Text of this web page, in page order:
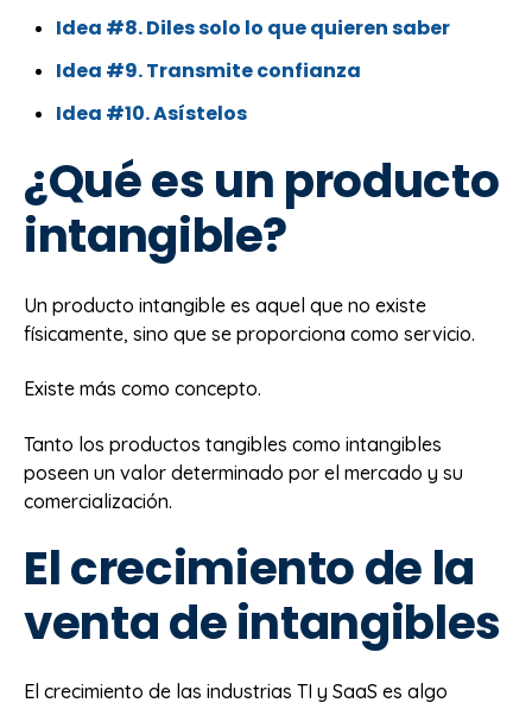
Idea #8. Diles solo lo que quieren saber
Idea #9. Transmite confianza
Idea #10. Asístelos
¿Qué es un producto
intangible?
Un producto intangible es aquel que no existe
físicamente, sino que se proporciona como servicio.
Existe más como concepto.
Tanto los productos tangibles como intangibles
poseen un valor determinado por el mercado y su
comercialización.
El crecimiento de la
venta de intangibles
El crecimiento de las industrias TI y SaaS es algo